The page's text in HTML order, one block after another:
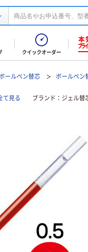
クイックオーダー
ボールペン替芯 ボールペン
て見る ブランド ジェル替